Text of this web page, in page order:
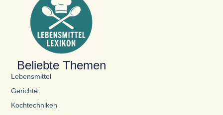
Beliebte Themen
Lebensmittel
Gerichte
Kochtechniken